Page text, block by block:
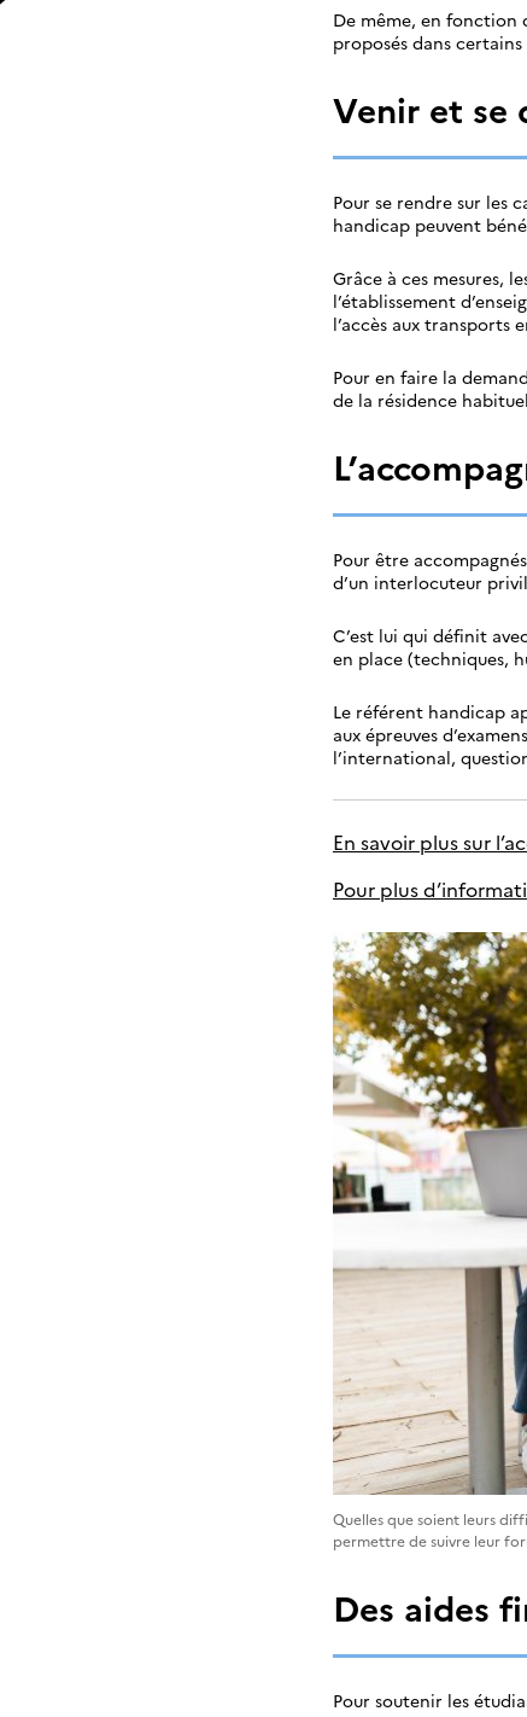
De même, en fonction
proposés dans
Venir et se
Pour se rendre sur les
handicap peuvent
Grâce à ces mesures,
l’établissement
l’accès aux transports
Pour en faire la
de la résidence
Pour être
d’un interlocuteur
C’est lui qui définit
en place (techniques,
Le référent handicap
aux épreuves
l’international,
En savoir plus sur
Pour plus
Quelles que soient leurs
permettre de suivre leur
Des aides
Pour soutenir les